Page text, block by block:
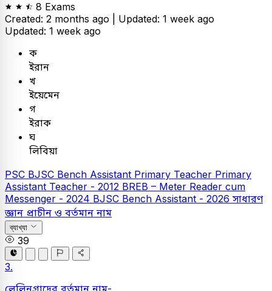
8 Exams
Created: 2 months ago | Updated: 1 week ago
Updated: 1 week ago
ক
ইরান
খ
ইয়েমেন
গ
ইরাক
ঘ
লিবিয়া
PSC BJSC Bench Assistant Primary Teacher Primary
Assistant Teacher - 2012 BREB – Meter Reader cum
Messenger - 2024 BJSC Bench Assistant - 2026 সাধারণ
জ্ঞান প্রাচীন ও বর্তমান নাম
ব্যাখ্যা
39
3.
লেলিনগ্রাদের বর্তমান নাম-